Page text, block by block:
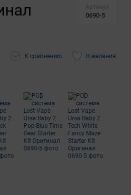
Артикул
0690-5
К сравнению В желания